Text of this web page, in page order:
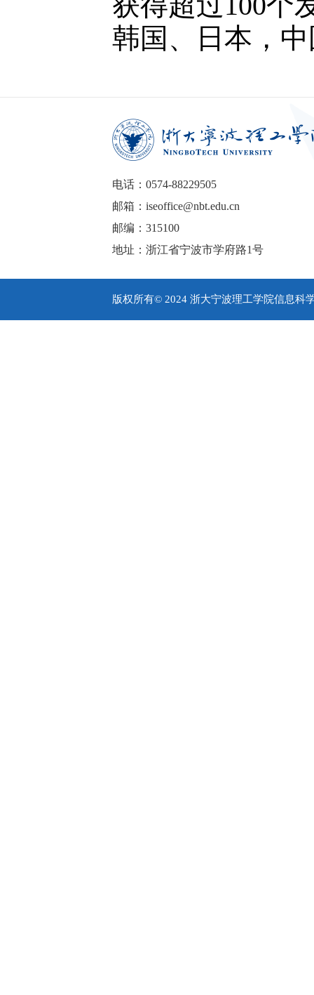
韩国、日本，
电话：0574-88229505
邮箱：iseoffice@nbt.edu.cn
邮编：315100
地址：浙江省宁波市学府路1号
版权所有© 2024 浙大宁波理工学院信息科